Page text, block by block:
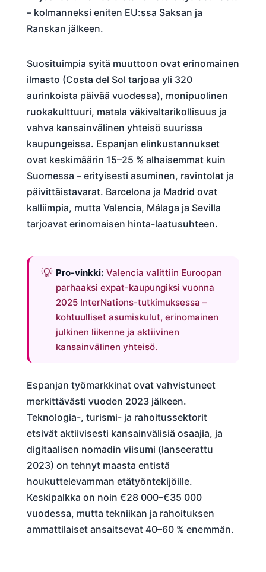
– kolmanneksi eniten EU:ssa Saksan ja
Ranskan jälkeen.
Suosituimpia syitä muuttoon ovat erinomainen
ilmasto (Costa del Sol tarjoaa yli 320
aurinkoista päivää vuodessa), monipuolinen
ruokakulttuuri, matala väkivaltarikollisuus ja
vahva kansainvälinen yhteisö suurissa
kaupungeissa. Espanjan elinkustannukset
ovat keskimäärin 15–25 % alhaisemmat kuin
Suomessa – erityisesti asuminen, ravintolat ja
päivittäistavarat. Barcelona ja Madrid ovat
kalliimpia, mutta Valencia, Málaga ja Sevilla
tarjoavat erinomaisen hinta-laatusuhteen.
Pro-vinkki: Valencia valittiin Euroopan
parhaaksi expat-kaupungiksi vuonna
2025 InterNations-tutkimuksessa –
kohtuulliset asumiskulut, erinomainen
julkinen liikenne ja aktiivinen
kansainvälinen yhteisö.
Espanjan työmarkkinat ovat vahvistuneet
merkittävästi vuoden 2023 jälkeen.
Teknologia-, turismi- ja rahoitussektorit
etsivät aktiivisesti kansainvälisiä osaajia, ja
digitaalisen nomadin viisumi (lanseerattu
2023) on tehnyt maasta entistä
houkuttelevamman etätyöntekijöille.
Keskipalkka on noin €28 000–€35 000
vuodessa, mutta tekniikan ja rahoituksen
ammattilaiset ansaitsevat 40–60 % enemmän.